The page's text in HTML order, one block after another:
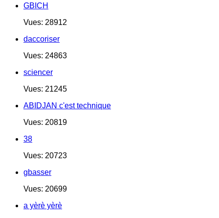
GBICH
Vues: 28912
daccoriser
Vues: 24863
sciencer
Vues: 21245
ABIDJAN c'est technique
Vues: 20819
38
Vues: 20723
gbasser
Vues: 20699
a yèrè yèrè